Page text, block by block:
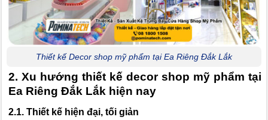
Thiết kế Decor shop mỹ phẩm tại Ea Riêng Đắk Lắk
2. Xu hướng thiết kế decor shop mỹ phẩm tại
Ea Riêng Đắk Lắk hiện nay
2.1. Thiết kế hiện đại, tối giản